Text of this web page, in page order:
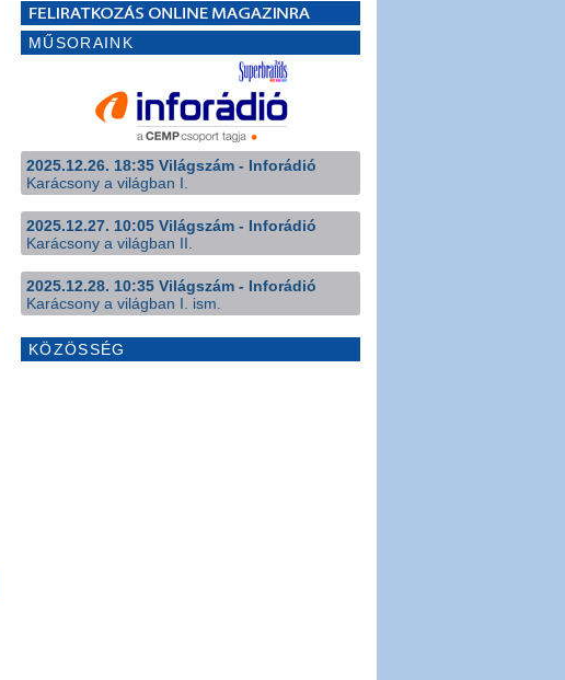
MŰSORAINK
2025.12.26. 18:35 Világszám - Inforádió
Karácsony a világban I.
2025.12.27. 10:05 Világszám - Inforádió
Karácsony a világban II.
2025.12.28. 10:35 Világszám - Inforádió
Karácsony a világban I. ism.
KÖZÖSSÉG